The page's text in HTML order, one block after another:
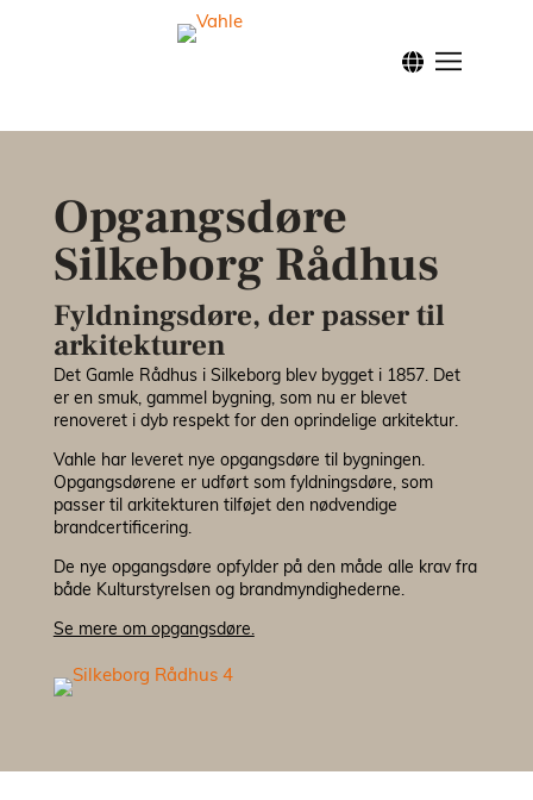
Forside
Nordic
Opgangsdøre
Silkeborg Rådhus
Fyldningsdøre, der passer til
arkitekturen
Det Gamle Rådhus i Silkeborg blev bygget i 1857. Det
er en smuk, gammel bygning, som nu er blevet
renoveret i dyb respekt for den oprindelige arkitektur.
Vahle har leveret nye opgangsdøre til bygningen.
Opgangsdørene er udført som fyldningsdøre, som
passer til arkitekturen tilføjet den nødvendige
brandcertificering.
De nye opgangsdøre opfylder på den måde alle krav fra
både Kulturstyrelsen og brandmyndighederne.
Se mere om opgangsdøre.